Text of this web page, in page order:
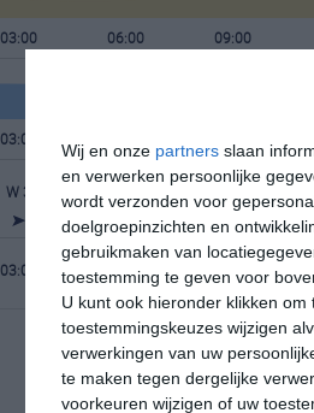
Wij en onze partners slaan
en verwerken persoonlijke
wordt verzonden voor
doelgroepinzichten en
gebruikmaken van
toestemming te geven voor
U kunt ook hieronder klikken
toestemmingskeuzes wijzigen
verwerkingen van uw
te maken tegen dergelijke
voorkeuren wijzigen of uw
03:00 06:00 09:00
03:00
W 3 W 4
03:00 06:00